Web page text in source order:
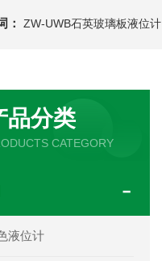
： ZW-UWB石英玻璃板液位计
品分类
CATEGORY
液位计